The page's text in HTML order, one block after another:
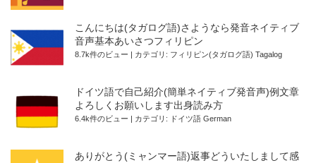
こんにちは(タガログ語)さようなら発音ネイティブ
音声基本あいさつフィリピン
8.7k件のビュー カテゴリ: フィリピン(タガログ語) Tagalog
ドイツ語で自己紹介(簡単ネイティブ発音声)例文章
よろしくお願いします出身読み方
6.4k件のビュー カテゴリ: ドイツ語 German
ありがとう(ミャンマー語)返事どういたしまして感